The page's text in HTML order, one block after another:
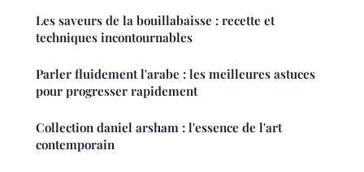
Les saveurs de la bouillabaisse : recette et
techniques incontournables
Parler fluidement l'arabe : les meilleures astuces
pour progresser rapidement
Collection daniel arsham : l'essence de l'art
contemporain